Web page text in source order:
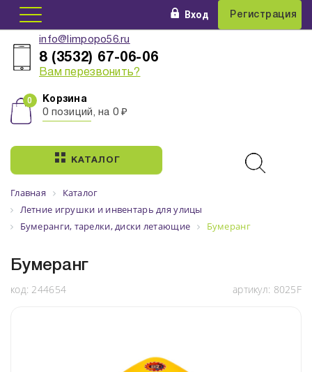
Вход Регистрация
info@limpopo56.ru
8 (3532) 67-06-06
Вам перезвонить?
Корзина
0 позиций, на 0 ₽
КАТАЛОГ
Главная
Каталог
Летние игрушки и инвентарь для улицы
Бумеранги, тарелки, диски летающие
Бумеранг
Бумеранг
код: 244654 артикул: 8025F